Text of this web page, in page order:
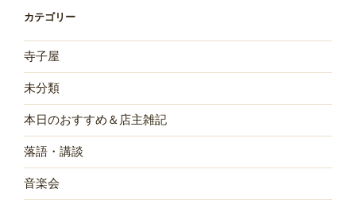
カテゴリー
寺子屋
未分類
本日のおすすめ＆店主雑記
落語・講談
音楽会